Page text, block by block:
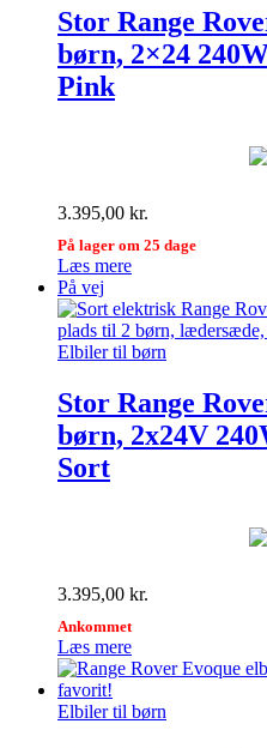
Stor Range
børn, 2×24
Pink
3.395,00 kr.
På lager om 25 dage
Læs mere
På vej
Elbiler til børn
Stor Range
børn, 2x24V
Sort
3.395,00 kr.
Ankommet
Læs mere
Elbiler til børn